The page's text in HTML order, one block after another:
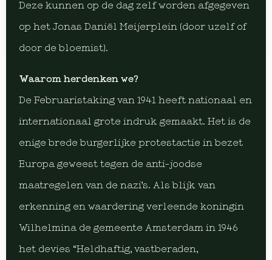
Deze kunnen op de dag zelf worden afgegeven
op het Jonas Daniël Meijerplein (door uzelf of
door de bloemist).
Waarom herdenken we?
De Februaristaking van 1941 heeft nationaal en
internationaal grote indruk gemaakt. Het is de
enige brede burgerlijke protestactie in bezet
Europa geweest tegen de anti-joodse
maatregelen van de nazi’s. Als blijk van
erkenning en waardering verleende koningin
Wilhelmina de gemeente Amsterdam in 1946
het devies “Heldhaftig, vastberaden,